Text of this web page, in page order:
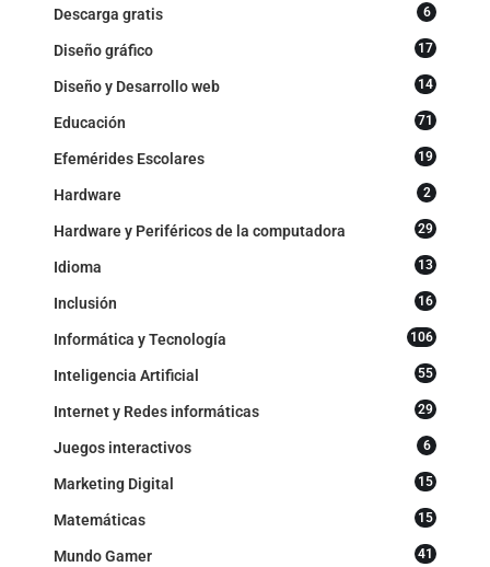
Descarga gratis 6
Diseño gráfico 17
Diseño y Desarrollo web 14
Educación 71
Efemérides Escolares 19
Hardware 2
Hardware y Periféricos de la computadora 29
Idioma 13
Inclusión 16
Informática y Tecnología 106
Inteligencia Artificial 55
Internet y Redes informáticas 29
Juegos interactivos 6
Marketing Digital 15
Matemáticas 15
Mundo Gamer 41